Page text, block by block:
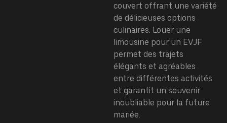
couvert offrant une variété
de délicieuses options
culinaires. Louer une
limousine pour un EVJF
permet des trajets
élégants et agréables
entre différentes activités
et garantit un souvenir
inoubliable pour la future
mariée.